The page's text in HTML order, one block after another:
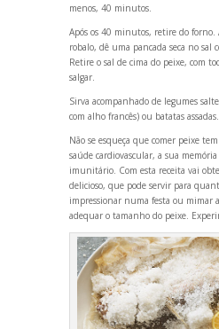
menos, 40 minutos.
Após os 40 minutos, retire do forno.
robalo, dê uma pancada seca no sal
Retire o sal de cima do peixe, com
salgar.
Sirva acompanhado de legumes
com alho francês) ou batatas assadas.
Não se esqueça que comer peixe
saúde cardiovascular, a sua
imunitário. Com esta receita vai
delicioso, que pode servir para
impressionar numa festa ou mimar
adequar o tamanho do peixe.